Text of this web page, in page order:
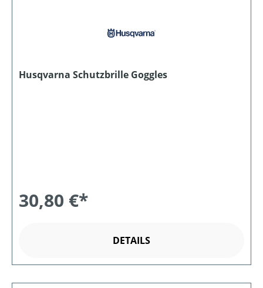
Husqvarna Schutzbrille Goggles
30,80 €*
DETAILS